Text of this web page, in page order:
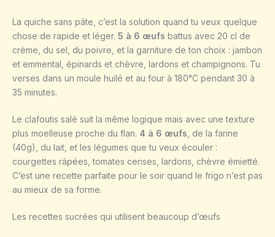
La quiche sans pâte, c’est la solution quand tu veux quelque
chose de rapide et léger. 5 à 6 œufs battus avec 20 cl de
crème, du sel, du poivre, et la garniture de ton choix : jambon
et emmental, épinards et chèvre, lardons et champignons. Tu
verses dans un moule huilé et au four à 180°C pendant 30 à
35 minutes.
Le clafoutis salé suit la même logique mais avec une texture
plus moelleuse proche du flan. 4 à 6 œufs , de la farine
(40g), du lait, et les légumes que tu veux écouler :
courgettes râpées, tomates cerises, lardons, chèvre émietté.
C’est une recette parfaite pour le soir quand le frigo n’est pas
au mieux de sa forme.
Les recettes sucrées qui utilisent beaucoup d’œufs